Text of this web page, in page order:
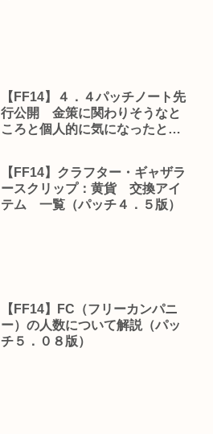
【FF14】４．４パッチノート先
行公開 金策に関わりそうなと
ころと個人的に気になったとこ
【FF14】クラフター・ギャザラ
ースクリップ：黄貨 交換アイ
テム 一覧（パッチ４．５版）
【FF14】FC（フリーカンパニ
ー）の人数について解説（パッ
チ５．０８版）